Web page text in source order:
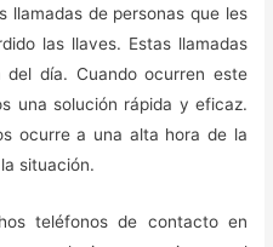
llamadas de personas que les
las llaves. Estas llamadas
día. Cuando ocurren este
una solución rápida y eficaz.
ocurre a una alta hora de la
situación.
teléfonos de contacto en